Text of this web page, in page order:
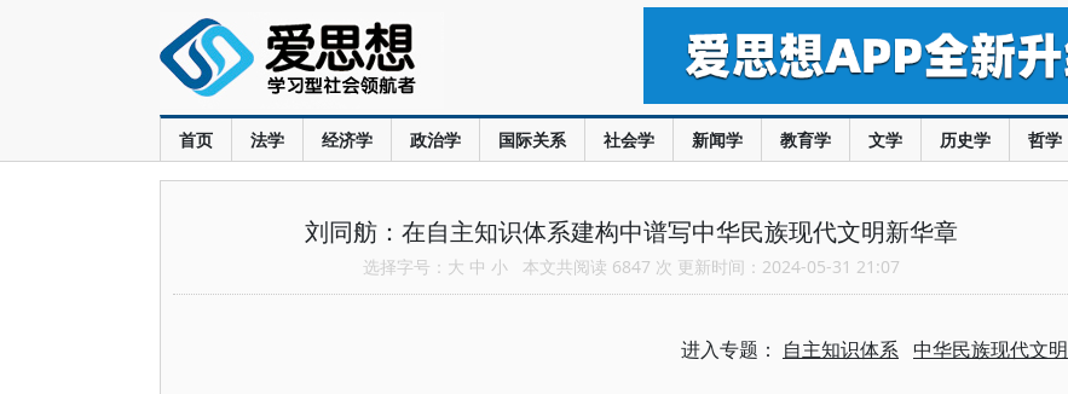
首页 法学 经济学 政治学 国际关系 社会学 新闻学 教育学 文学 历史学 哲学
刘同舫：在自主知识体系建构中谱写中华民族现代文明新华章
选择字号： 大 中 小 本文共阅读 6847 次 更新时间：2024-05-31 21:07
进入专题： 自主知识体系 中华民族现代文明